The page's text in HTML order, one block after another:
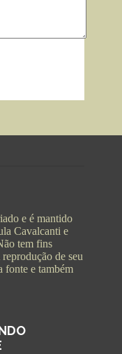
e é mantido
Cavalcanti e
tem fins
de seu
fonte e também